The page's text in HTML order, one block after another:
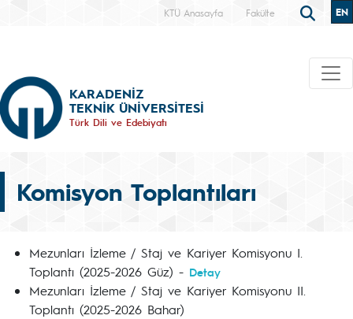
KTÜ Anasayfa Fakülte EN
KARADENİZ
TEKNİK ÜNİVERSİTESİ
Türk Dili ve Edebiyatı
Komisyon Toplantıları
Mezunları İzleme / Staj ve Kariyer Komisyonu I.
Toplantı (2025-2026 Güz) - Detay
Mezunları İzleme / Staj ve Kariyer Komisyonu II.
Toplantı (2025-2026 Bahar)